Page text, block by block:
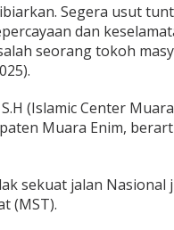
Segera usut
dan
seorang tokoh
(Islamic Center
Muara Enim,
sekuat jalan Nasional
(MST).